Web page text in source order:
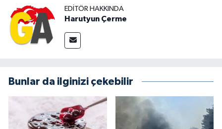
EDITÖR HAKKINDA
Harutyun Çerme
Bunlar da ilginizi çekebilir